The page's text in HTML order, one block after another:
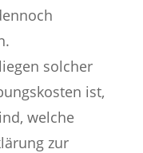
solcher
ist,
welche
zur